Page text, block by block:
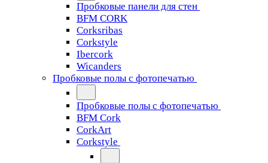
Пробковые панели для стен
BFM CORK
Corksribas
Corkstyle
Ibercork
Wicanders
Пробковые полы с фотопечатью
Пробковые полы с фотопечатью
BFM Cork
CorkArt
Corkstyle